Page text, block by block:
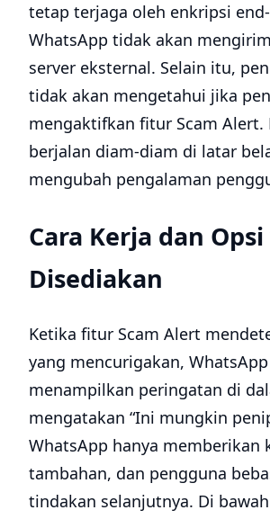
tetap terjaga oleh enkripsi
WhatsApp tidak akan
server eksternal. Selain itu,
tidak akan mengetahui jika
mengaktifkan fitur Scam Alert.
berjalan diam-diam di latar
mengubah pengalaman
Cara Kerja dan
Disediakan
Ketika fitur Scam Alert
yang mencurigakan,
menampilkan peringatan di
mengatakan “Ini mungkin
WhatsApp hanya memberikan
tambahan, dan pengguna
tindakan selanjutnya. Di